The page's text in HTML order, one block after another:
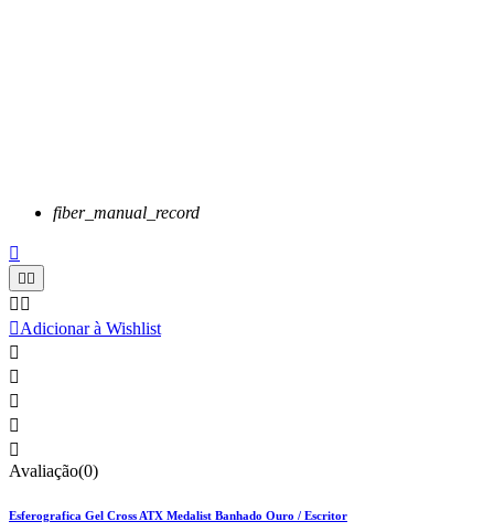
fiber_manual_record

 
 
Adicionar à Wishlist





Avaliação(0)
Esferografica Gel Cross ATX Medalist Banhado Ouro / Escritor